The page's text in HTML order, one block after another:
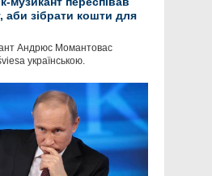
аби зібрати кошти для
Андрюс Момантовас
українською.